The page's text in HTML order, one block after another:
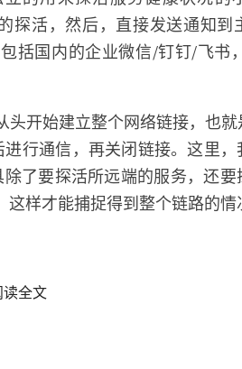
探活，然后，直接发送通知到
括国内的企业微信/钉钉/飞书
开始建立整个网络链接，也
行通信，再关闭链接。这里
除了要探活所远端的服务，还
样才能捕捉得到整个链路的情
读全文READ MORE